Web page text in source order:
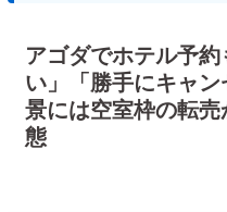
アゴダでホテル予
い」「勝手にキャ
景には空室枠の転
態